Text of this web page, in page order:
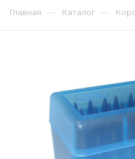
Главная — Каталог —